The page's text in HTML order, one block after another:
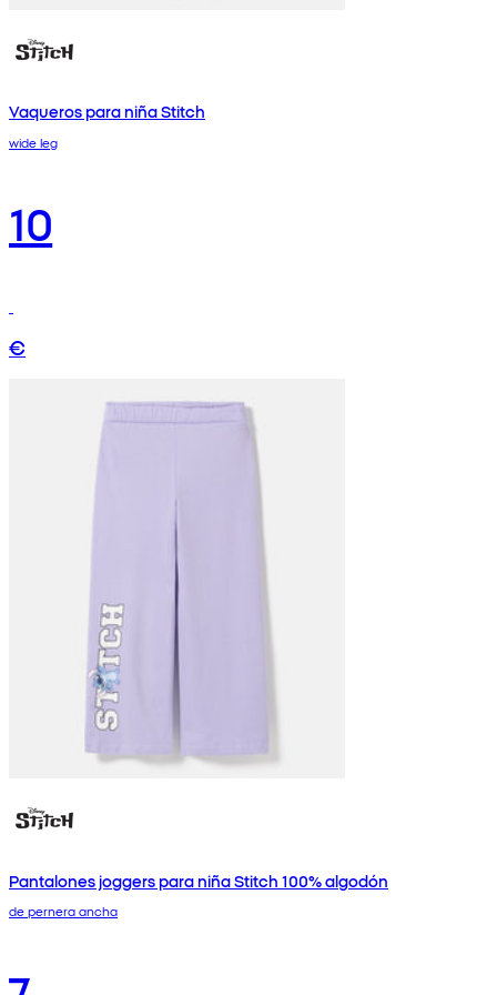
Vaqueros para niña Stitch
wide leg
10
€
Pantalones joggers para niña Stitch 100% algodón
de pernera ancha